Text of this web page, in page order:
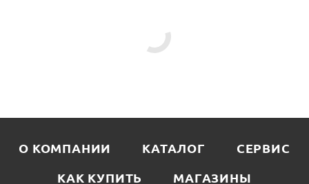
О КОМПАНИИ КАТАЛОГ
СЕРВИС
КАК КУПИТЬ
МАГАЗИНЫ